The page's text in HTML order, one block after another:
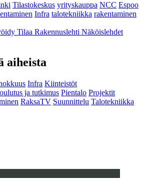
Tilastokeskus yrityskauppa NCC Espoo
Infra talotekniikka rakentaminen
Tilaa Rakennuslehti Näköislehdet
aiheista
Infra Kiinteistöt
ja tutkimus Pientalo Projektit
RaksaTV Suunnittelu Talotekniikka